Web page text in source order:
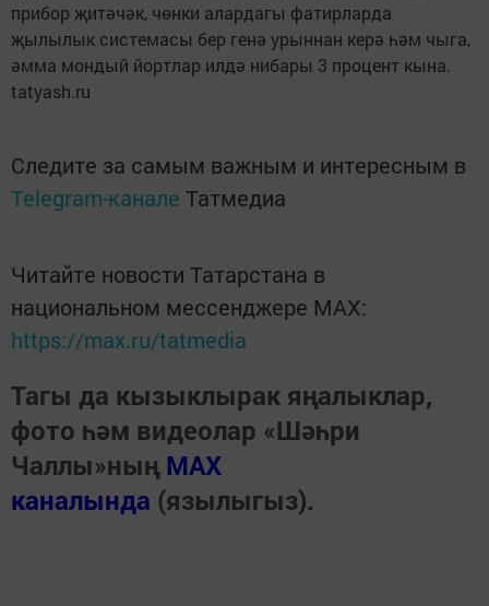
прибор җитәчәк, чөнки алардагы фатирларда
җылылык системасы бер генә урыннан керә һәм чыга,
әмма мондый йортлар илдә нибары 3 процент кына.
tatyash.ru
Следите за самым важным и интересным в
Telegram-канале Татмедиа
Читайте новости Татарстана в
национальном мессенджере MАХ:
https://max.ru/tatmedia
Тагы да кызыклырак яңалыклар,
фото һәм видеолар «Шәһри
Чаллы»ның MAX
каналында (язылыгыз).